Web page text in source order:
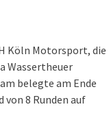
Köln Motorsport, die
Wassertheuer
belegte am Ende
von 8 Runden auf